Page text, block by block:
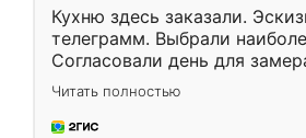
Кухню здесь заказали.
телеграмм. Выбрали
Согласовали день для
недели кухня была уже
довольны работой. Спасибо
мебель за качественную
Читать полностью